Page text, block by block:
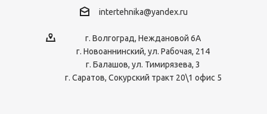
intertehnika@yandex.ru
г. Волгоград, Неждановой 6А
г. Новоаннинский, ул. Рабочая, 214
г. Балашов, ул. Тимирязева, 3
г. Саратов, Сокурский тракт 20\1 офис 5